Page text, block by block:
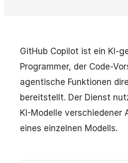
GitHub Copilot ist ein KI-
Programmer, der Code-
agentische Funktionen
bereitstellt. Der Dienst
KI-Modelle verschiedener
eines einzelnen Modells.